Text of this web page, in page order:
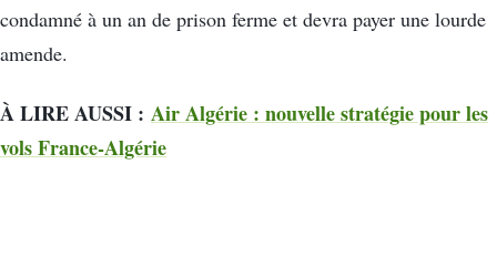
condamné à un an de prison ferme et devra payer une lourde
amende.
À LIRE AUSSI : Air Algérie : nouvelle stratégie pour les
vols France-Algérie